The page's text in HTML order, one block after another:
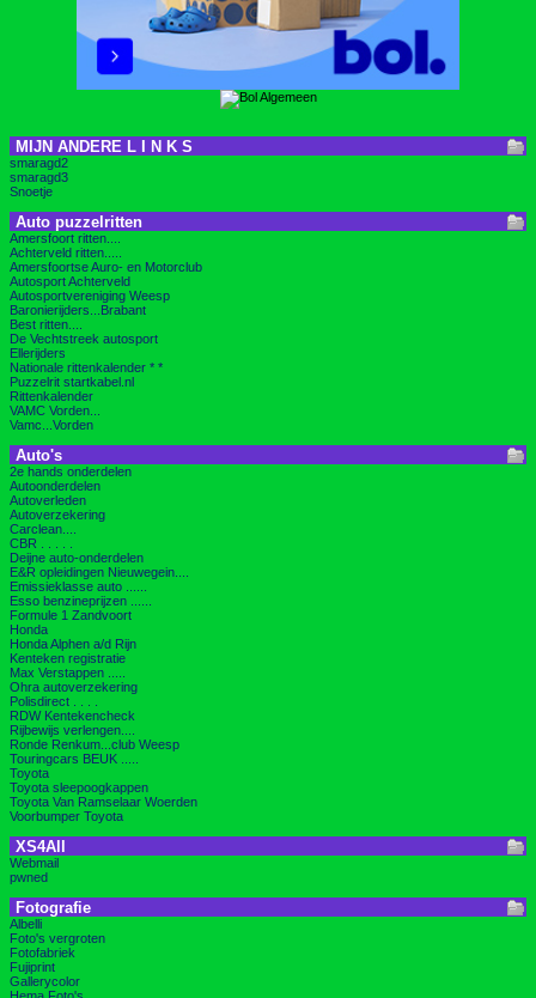
MIJN ANDERE L I N K S
smaragd2
smaragd3
Snoetje
Auto puzzelritten
Amersfoort ritten....
Achterveld ritten.....
Amersfoortse Auro- en Motorclub
Autosport Achterveld
Autosportvereniging Weesp
Baronierijders...Brabant
Best ritten....
De Vechtstreek autosport
Ellerijders
Nationale rittenkalender * *
Puzzelrit startkabel.nl
Rittenkalender
VAMC Vorden...
Vamc...Vorden
Auto's
2e hands onderdelen
Autoonderdelen
Autoverleden
Autoverzekering
Carclean....
CBR . . . . .
Deijne auto-onderdelen
E&R opleidingen Nieuwegein....
Emissieklasse auto ......
Esso benzineprijzen ......
Formule 1 Zandvoort
Honda
Honda Alphen a/d Rijn
Kenteken registratie
Max Verstappen .....
Ohra autoverzekering
Polisdirect . . . .
RDW Kentekencheck
Rijbewijs verlengen....
Ronde Renkum...club Weesp
Touringcars BEUK .....
Toyota
Toyota sleepoogkappen
Toyota Van Ramselaar Woerden
Voorbumper Toyota
XS4All
Webmail
pwned
Fotografie
Albelli
Foto's vergroten
Fotofabriek
Fujiprint
Gallerycolor